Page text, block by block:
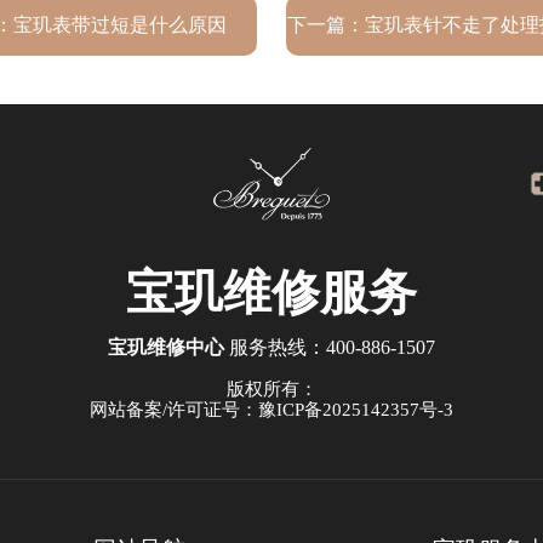
宝玑表带过短是什么原因 下一篇：宝玑表针不走了处
宝玑维修服务
宝玑维修中心 服务热线： 400-886-1507
版权所有：
网站备案/许可证号：豫ICP备2025142357号-3